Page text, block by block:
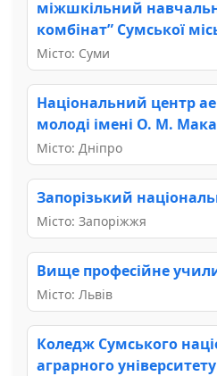
міжшкільний
комбінат” Сумської
Місто: Суми
Національний центр
молоді імені О. М.
Місто: Дніпро
Запорізький
Місто: Запоріжжя
Вище професійне
Місто: Львів
Коледж Сумського
аграрного університету